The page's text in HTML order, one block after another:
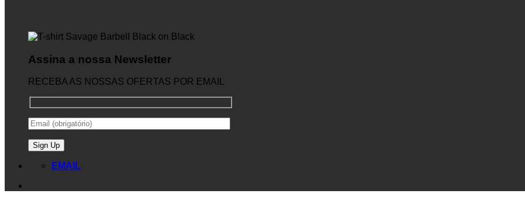
Assina a nossa Newsletter
RECEBA AS NOSSAS OFERTAS POR EMAIL
EMAIL